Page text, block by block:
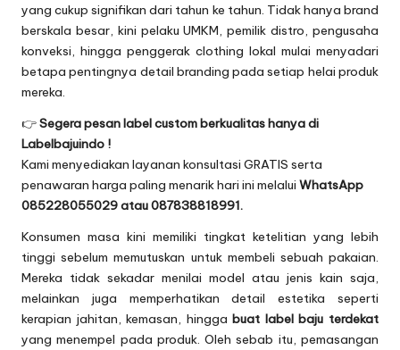
yang cukup signifikan dari tahun ke tahun. Tidak hanya brand
berskala besar, kini pelaku UMKM, pemilik distro, pengusaha
konveksi, hingga penggerak clothing lokal mulai menyadari
betapa pentingnya detail branding pada setiap helai produk
mereka.
👉Segera pesan label custom berkualitas hanya di
Labelbajuindo !
Kami menyediakan layanan konsultasi GRATIS serta
penawaran harga paling menarik hari ini melalui WhatsApp
085228055029 atau 087838818991.
Konsumen masa kini memiliki tingkat ketelitian yang lebih
tinggi sebelum memutuskan untuk membeli sebuah pakaian.
Mereka tidak sekadar menilai model atau jenis kain saja,
melainkan juga memperhatikan detail estetika seperti
kerapian jahitan, kemasan, hinggabuat label baju terdekat
yang menempel pada produk. Oleh sebab itu, pemasangan